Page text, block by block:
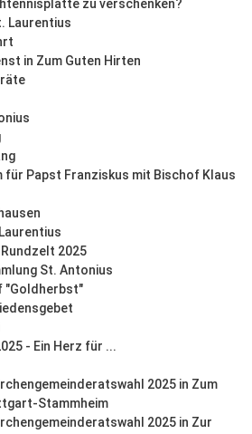
zu verschenken?
Laurentius
in Zum Guten Hirten
für Papst Franziskus mit Bischof Klaus
2025
St. Antonius
"Goldherbst"
- Ein Herz für ...
2025 in Zum
Stammheim
2025 in Zur